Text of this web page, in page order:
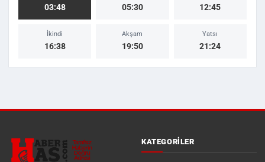
03:48 05:30 12:45
İkindi
16:38
Akşam
19:50
Yatsı
21:24
KATEGORILER